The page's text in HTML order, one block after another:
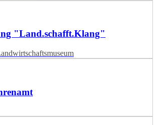
"Land.schafft.Klang"